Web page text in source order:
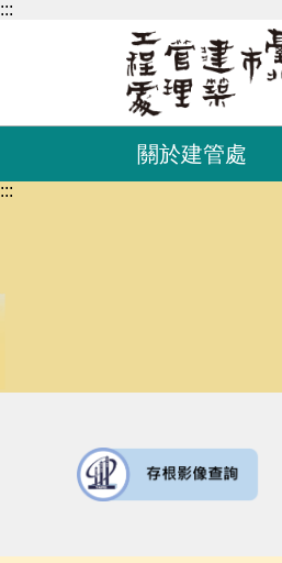
跳到主要內容區塊
:::
關於建管處
:::